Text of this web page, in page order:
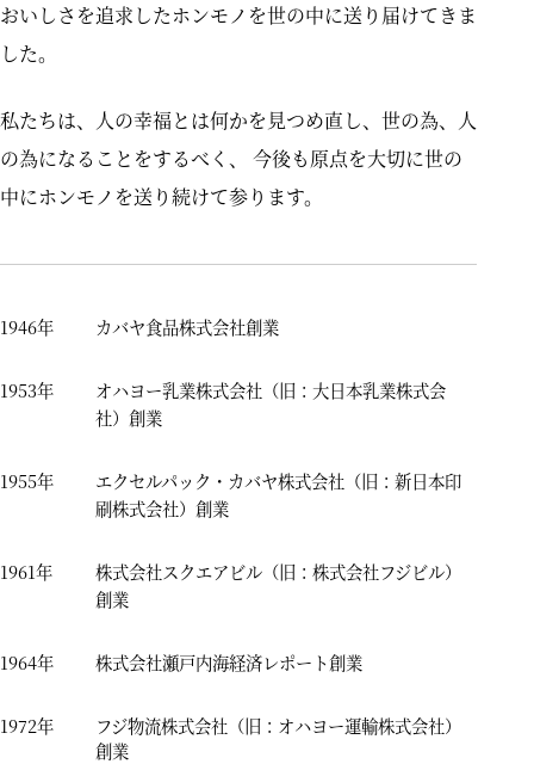
おいしさを追求したホンモノを世の中に送り届けてきま
した。
私たちは、人の幸福とは何かを見つめ直し、世の為、人
の為になることをするべく、
今後も原点を大切に世の
中にホンモノを送り続けて参ります。
1946年 カバヤ食品株式会社創業
1953年
オハヨー乳業株式会社（旧：大日本乳業株式会
社）創業
1955年
エクセルパック・カバヤ株式会社（旧：新日本印
刷株式会社）創業
1961年
株式会社スクエアビル（旧：株式会社フジビル）
創業
1964年 株式会社瀬戸内海経済レポート創業
1972年
フジ物流株式会社（旧：オハヨー運輸株式会社）
創業